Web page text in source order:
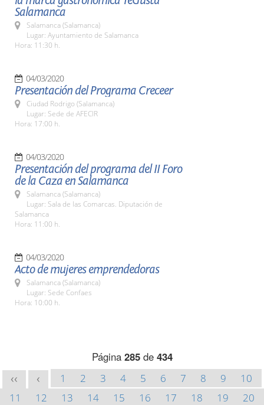
Salamanca
Salamanca (Salamanca)
Lugar: Ayuntamiento de Salamanca
Hora: 11:30 h.
04/03/2020
Presentación del Programa Creceer
Ciudad Rodrigo (Salamanca)
Lugar: Sede de AFECIR
Hora: 17:00 h.
04/03/2020
Presentación del programa del II Foro
de la Caza en Salamanca
Salamanca (Salamanca)
Lugar: Sala de las Comarcas. Diputación de
Salamanca
Hora: 11:00 h.
04/03/2020
Acto de mujeres emprendedoras
Salamanca (Salamanca)
Lugar: Sede Confaes
Hora: 10:00 h.
Página 285de 434
<< < 1 2 3 4 5 6 7 8 9
10
11
12 13 14 15 16 17 18 19
20